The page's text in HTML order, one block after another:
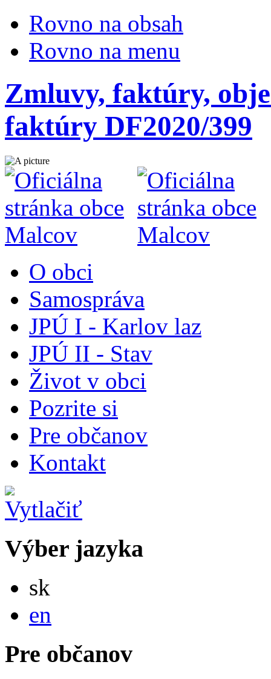
Rovno na obsah
Rovno na menu
Zmluvy, faktúry,
faktúry DF2020/399
O obci
Samospráva
JPÚ I - Karlov laz
JPÚ II - Stav
Život v obci
Pozrite si
Pre občanov
Kontakt
Výber jazyka
sk
en
Pre občanov